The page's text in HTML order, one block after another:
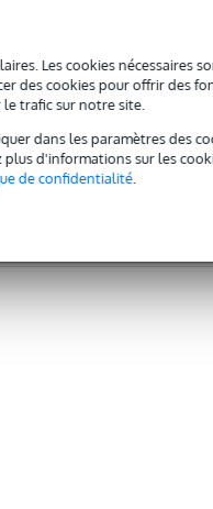
Les cookies nécessaires
des cookies pour offrir des
trafic sur notre site.
dans les paramètres des
d'informations sur les
de confidentialité.